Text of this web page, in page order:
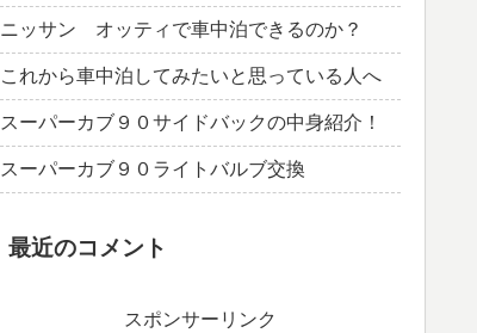
ニッサン オッティで車中泊できるのか？
これから車中泊してみたいと思っている人へ
スーパーカブ９０サイドバックの中身紹介！
スーパーカブ９０ライトバルブ交換
最近のコメント
スポンサーリンク